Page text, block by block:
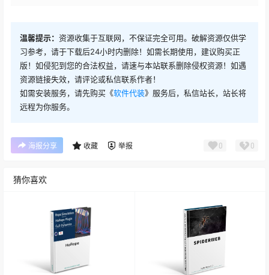
温馨提示： 资源收集于互联网，不保证完全可用。破解资源仅供学
习参考，请于下载后24小时内删除！如需长期使用，建议购买正
版！如侵犯到您的合法权益，请速与本站联系删除侵权资源！如遇
资源链接失效，请评论或私信联系作者！
如需安装服务，请先购买《软件代装》服务后，私信站长，站长将
远程为你服务。
海报分享 收藏 举报 0 0
猜你喜欢